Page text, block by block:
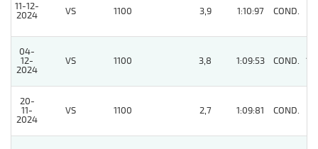
11-12-
2024
VS 1100 3,9 1:10:97 COND.
04-
12-
2024
VS 1100 3,8 1:09:53 COND. 12
20-
11-
2024
VS 1100 2,7 1:09:81 COND.